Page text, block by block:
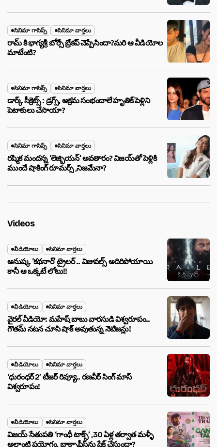
సినిమా గాసిప్స్ సినిమా వార్తలు
రామ్ కి భాగ్యశ్రీ బోర్సే బ్రేకప్ చెప్పేసిందా?మరి ఆ వీడియోల
మాటేంటి?
సినిమా గాసిప్స్ సినిమా వార్తలు
డార్క్ సీక్రెట్స్ : డ్రగ్స్, అక్రమ సంభందాలే హృతిక్ పెళ్లిని
పెటాకులు చేసాయా?
సినిమా గాసిప్స్ సినిమా వార్తలు
రష్మిక మందన్న ‘లెజ్బియన్’ అవతారం? విజయ్‌తో పెళ్లికి
ముందే షాకింగ్ రూమర్స్ ,నిజమేనా?
Videos
వీడియోలు సినిమా వార్తలు
అనుష్క ‘కథనార్’ ట్రైలర్ .. విజువల్స్ అదిరిపోయాయి
కానీ ఆ ఒక్కటే లోటు!!
వీడియోలు సినిమా వార్తలు
వైరల్ వీడియో: మహేష్ బాబు వారసుడి విశ్వరూపం..
గౌతమ్ నటన చూసి షాక్ అవుతున్న నెటిజన్లు!
వీడియోలు సినిమా వార్తలు
‘ధురంధర్ 2’ టీజర్ రివ్యూ.. రణవీర్ సింగ్ మాస్
విశ్వరూపం!
వీడియోలు సినిమా వార్తలు
విజయ్ సేతుపతి ‘గాంధీ టాక్స్’ ,30 ఏళ్ల తర్వాత మళ్ళీ
అలాంటి ప్రయోగం, బాక్సాఫీస్‌ను షేక్ చేస్తుందా?